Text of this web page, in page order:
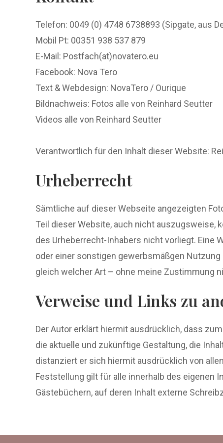
Telefon: 0049 (0) 4748 6738893 (Sipgate, aus
Mobil Pt: 00351 938 537 879
E-Mail: Postfach(at)novatero.eu
Facebook: Nova Tero
Text & Webdesign: NovaTero / Ourique
Bildnachweis: Fotos alle von Reinhard Seutter
Videos alle von Reinhard Seutter
Verantwortlich für den Inhalt dieser Website:
Urheberrecht
Sämtliche auf dieser Webseite angezeigten
Teil dieser Website, auch nicht auszugsweise,
des Urheberrecht-Inhabers nicht vorliegt. Eine
oder einer sonstigen gewerbsmäßgen
gleich welcher Art – ohne meine Zustimmung
Verweise und Links zu
Der Autor erklärt hiermit ausdrücklich, dass
die aktuelle und zukünftige Gestaltung, die
distanziert er sich hiermit ausdrücklich von
Feststellung gilt für alle innerhalb des eigenen
Gästebüchern, auf deren Inhalt externe